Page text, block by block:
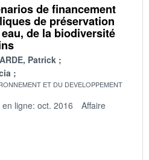
de financement
de préservation
de la biodiversité
Patrick
ET DU DEVELOPPEMENT
en ligne: oct. 2016
Affaire